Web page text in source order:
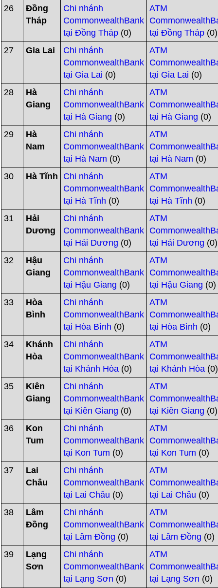
26
Đồng
Tháp
Chi nhánh
CommonwealthBank
tại Đồng Tháp (0)
ATM
tại Đồng Tháp (0)
27
Gia Lai
Chi nhánh
CommonwealthBank
tại Gia Lai (0)
ATM
tại Gia Lai (0)
28
Hà
Giang
Chi nhánh
CommonwealthBank
tại Hà Giang (0)
ATM
tại Hà Giang (0)
29
Hà
Nam
Chi nhánh
CommonwealthBank
tại Hà Nam (0)
ATM
tại Hà Nam (0)
30
Hà Tĩnh
Chi nhánh
CommonwealthBank
tại Hà Tĩnh (0)
ATM
tại Hà Tĩnh (0)
31
Hải
Dương
Chi nhánh
CommonwealthBank
tại Hải Dương (0)
ATM
tại Hải Dương (0)
32
Hậu
Giang
Chi nhánh
CommonwealthBank
tại Hậu Giang (0)
ATM
tại Hậu Giang (0)
33
Hòa
Bình
Chi nhánh
CommonwealthBank
tại Hòa Bình (0)
ATM
tại Hòa Bình (0)
34
Khánh
Hòa
Chi nhánh
CommonwealthBank
tại Khánh Hòa (0)
ATM
tại Khánh Hòa (0)
35
Kiên
Giang
Chi nhánh
CommonwealthBank
tại Kiên Giang (0)
ATM
tại Kiên Giang (0)
36
Kon
Tum
Chi nhánh
CommonwealthBank
tại Kon Tum (0)
ATM
tại Kon Tum (0)
37
Lai
Châu
Chi nhánh
CommonwealthBank
tại Lai Châu (0)
ATM
tại Lai Châu (0)
38
Lâm
Đồng
Chi nhánh
CommonwealthBank
tại Lâm Đồng (0)
ATM
tại Lâm Đồng (0)
39
Lạng
Sơn
Chi nhánh
CommonwealthBank
tại Lạng Sơn (0)
ATM
tại Lạng Sơn (0)